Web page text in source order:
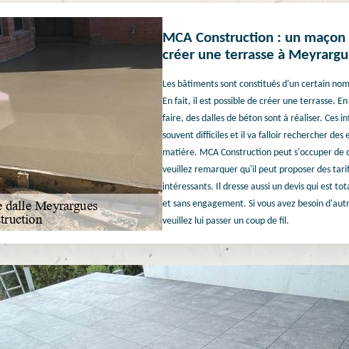
MCA Construction : un
créer une terrasse à
Les bâtiments sont constitués d'un certain
En fait, il est possible de créer une terrasse.
faire, des dalles de béton sont à réaliser. Ces
souvent difficiles et il va falloir rechercher des
matière. MCA Construction peut s'occuper de
veuillez remarquer qu'il peut proposer des
intéressants. Il dresse aussi un devis qui est
et sans engagement. Si vous avez besoin
veuillez lui passer un coup de fil.